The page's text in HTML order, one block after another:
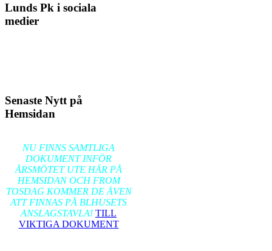
Lunds Pk i sociala
medier
Senaste Nytt på
Hemsidan
NU FINNS SAMTLIGA
DOKUMENT INFÖR
ÅRSMÖTET UTE HÄR PÅ
HEMSIDAN OCH FROM
TOSDAG KOMMER DE ÄVEN
ATT FINNAS PÅ BLHUSETS
ANSLAGSTAVLA! TILL
VIKTIGA DOKUMENT